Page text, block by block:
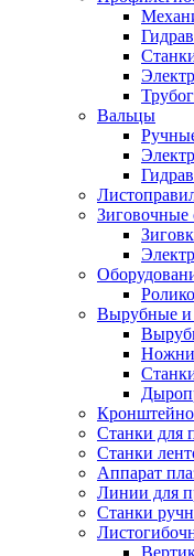
Вальцы
Зиговочные
Вырубные и
Станки для
Станки
Аппарат
Линии для
Станки